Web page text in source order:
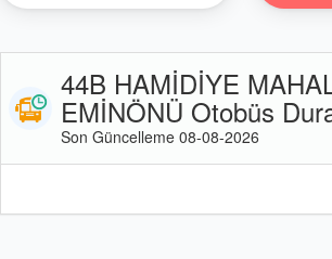
44B HAMİDİYE
EMİNÖNÜ Otobüs
Son Güncelleme 08-08-2026